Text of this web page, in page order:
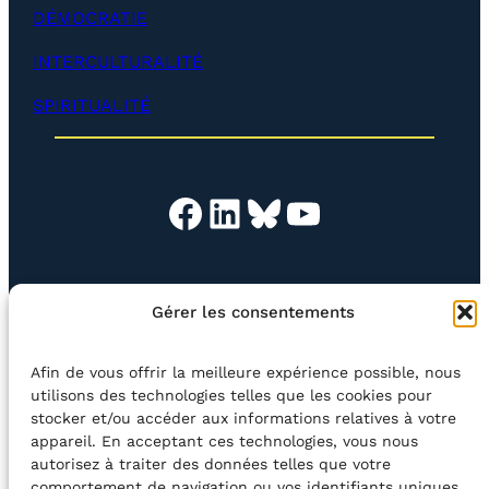
Gérer les consentements
Afin de vous offrir la meilleure expérience possible, nous
utilisons des technologies telles que les cookies pour
stocker et/ou accéder aux informations relatives à votre
appareil. En acceptant ces technologies, vous nous
autorisez à traiter des données telles que votre
l
o
p
e
r
)
DÉMOCRATIE
INTERCULTURALITÉ
SPIRITUALITÉ
Facebook LinkedIn Bluesky YouTube
EN QUESTION BOUTIQUE NEWSLETTER
CONTACT
Rechercher
©2026 Centre Avec asblBE33 5230​ 8091​ 4546